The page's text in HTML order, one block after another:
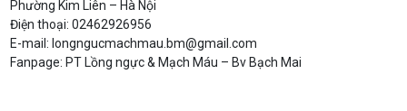
Phường Kim Liên – Hà Nội
Điện thoại: 02462926956
E-mail: longngucmachmau.bm@gmail.com
Fanpage: PT Lồng ngực & Mạch Máu – Bv Bạch Mai